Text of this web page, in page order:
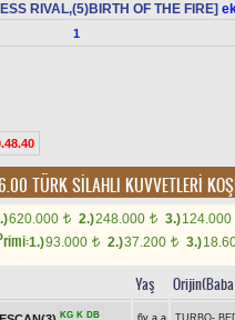
RIVAL,(5)BIRTH OF THE FIRE]
1
TÜRK SİLAHLI KUVVETLERİ
620.000 t 2.)248.000 t 3.)124.000
1.)93.000 t 2.)37.200 t 3.)
Yaş
KG K DB 6y a a TURBO-